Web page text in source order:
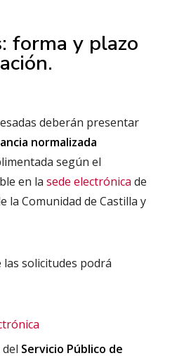
forma y plazo
deberán presentar
normalizada
según el
en la sede electrónica de
la Comunidad de Castilla y
solicitudes podrá
Servicio Público de